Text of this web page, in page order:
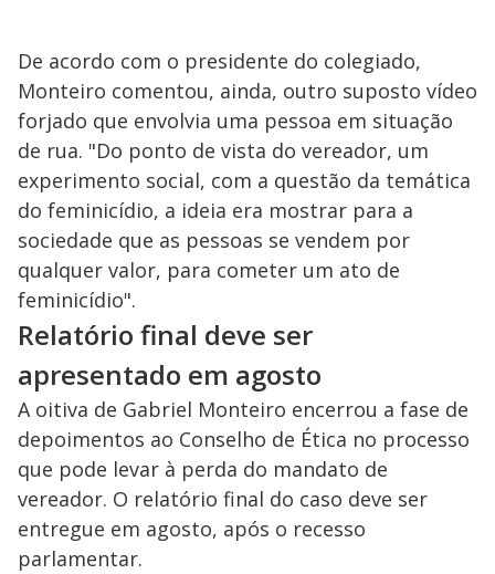
De acordo com o presidente do colegiado,
Monteiro comentou, ainda, outro suposto vídeo
forjado que envolvia uma pessoa em situação
de rua. "Do ponto de vista do vereador, um
experimento social, com a questão da temática
do feminicídio, a ideia era mostrar para a
sociedade que as pessoas se vendem por
qualquer valor, para cometer um ato de
feminicídio".
Relatório final deve ser
apresentado em agosto
A oitiva de Gabriel Monteiro encerrou a fase de
depoimentos ao Conselho de Ética no processo
que pode levar à perda do mandato de
vereador. O relatório final do caso deve ser
entregue em agosto, após o recesso
parlamentar.